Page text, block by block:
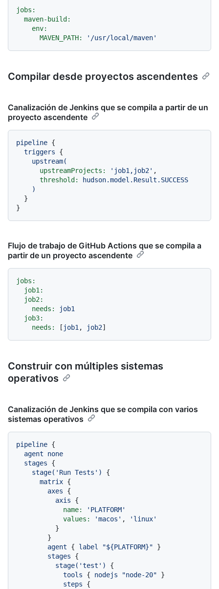
jobs:
maven-build:
env:
MAVEN_PATH:
'/usr/local/maven'
Compilar desde proyectos ascendentes
Canalización de Jenkins que se compila a partir de un
proyecto ascendente
pipeline {
triggers {
upstream(
upstreamProjects:
'job1,job2' ,
threshold:
hudson.model.Result.SUCCESS
)
Flujo de trabajo de GitHub Actions que se compila a
partir de un proyecto ascendente
jobs:
job1:
job2:
needs:
job1
job3:
needs:
[ job1 , job2
Construir con múltiples sistemas
operativos
Canalización de Jenkins que se compila con varios
sistemas operativos
pipeline {
agent
none
stages {
stage('Run Tests')
{
matrix {
axes {
axis {
name:
'PLATFORM'
values:
'macos' ,
'linux'
agent { label "${PLATFORM}" }
stages {
stage('test')
{
tools { nodejs "node-20" }
steps {